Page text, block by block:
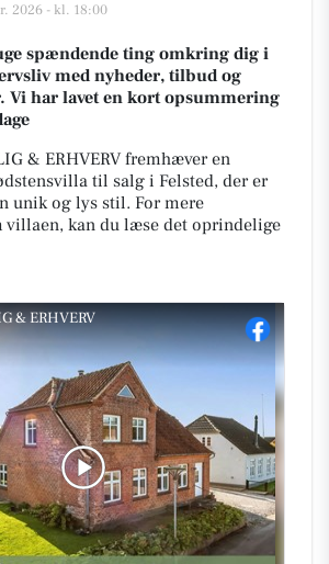
2026 - kl. 18:00
spændende ting omkring dig i
med nyheder, tilbud og
Vi har lavet en kort opsummering
& ERHVERV fremhæver en
til salg i Felsted, der er
unik og lys stil. For mere
kan du læse det oprindelige
& ERHVERV